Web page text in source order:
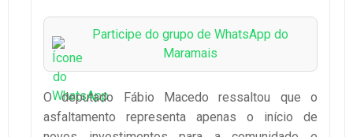
Participe do grupo de WhatsApp do
Maramais
O deputado Fábio Macedo ressaltou que o
asfaltamento representa apenas o início de